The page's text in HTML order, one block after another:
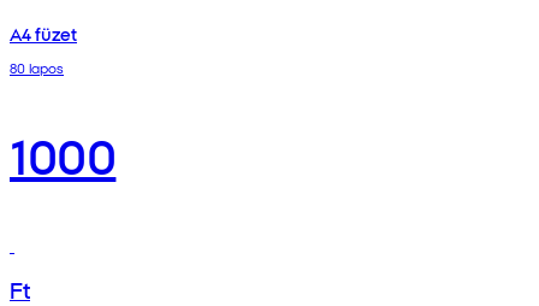
A4 füzet
80 lapos
1000
Ft